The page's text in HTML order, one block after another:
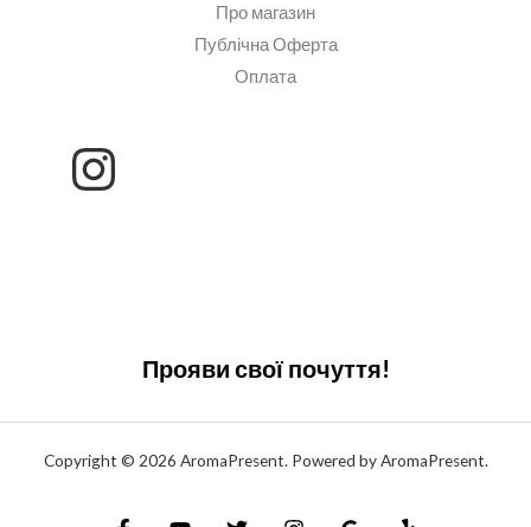
Про магазин
Публічна Оферта
Оплата
Прояви свої почуття!
Copyright © 2026 AromaPresent. Powered by AromaPresent.